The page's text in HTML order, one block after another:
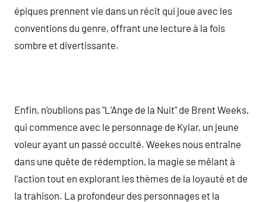
épiques prennent vie dans un récit qui joue avec les
conventions du genre, offrant une lecture à la fois
sombre et divertissante.
Enfin, n’oublions pas "L’Ange de la Nuit" de Brent Weeks,
qui commence avec le personnage de Kylar, un jeune
voleur ayant un passé occulté. Weekes nous entraîne
dans une quête de rédemption, la magie se mêlant à
l’action tout en explorant les thèmes de la loyauté et de
la trahison. La profondeur des personnages et la